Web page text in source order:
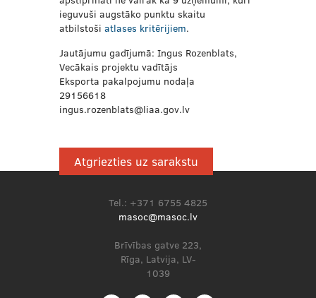
ieguvuši augstāko punktu skaitu
atbilstoši atlases kritērijiem.
Jautājumu gadījumā: Ingus Rozenblats,
Vecākais projektu vadītājs
Eksporta pakalpojumu nodaļa
29156618
ingus.rozenblats@liaa.gov.lv
Atgriezties uz sarakstu
Brīvības gatve 223,
Rīga, Latvija, LV-
1039
Tel.: +371 6755 4825
masoc@masoc.lv